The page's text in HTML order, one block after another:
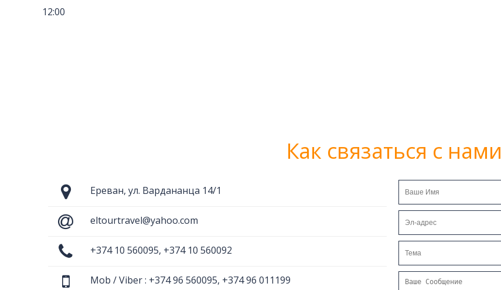
12:00
Как связаться с нами
Ереван, ул. Вардананца 14/1
eltourtravel@yahoo.com
+374 10 560095, +374 10 560092
Mob / Viber : +374 96 560095, +374 96 011199